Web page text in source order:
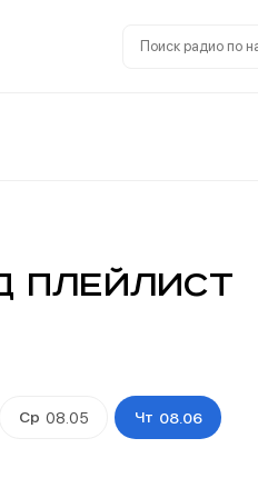
плейлист
Ср 08.05 Чт 08.06